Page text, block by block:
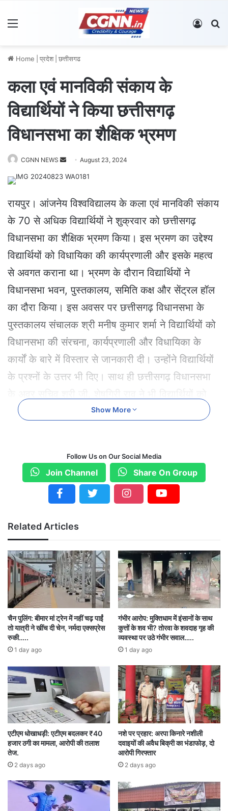
Log In
Home प्रदेश छत्तीसगढ
कला एवं मानविकी संकाय के
विद्यार्थियों ने किया छत्तीसगढ़
विधानसभा का शैक्षिक भ्रमण
CGNN NEWS
e
a
n
e
a
August 23, 2024
रायपुर। आंजनेय विश्वविद्यालय के कला एवं मानविकी संकाय
के 70 से अधिक विद्यार्थियों ने शुक्रवार को छत्तीसगढ़
विधानसभा का शैक्षिक भ्रमण किया। इस भ्रमण का उद्देश्य
विद्यार्थियों को विधायिका की कार्यप्रणाली और इसके महत्व
से अवगत कराना था। भ्रमण के दौरान विद्यार्थियों ने
विधानसभा भवन, पुस्तकालय, समिति कक्ष और सेंट्रल हॉल
का दौरा किया। इस अवसर पर छत्तीसगढ़ विधानसभा के
पुस्तकालय संचालक श्री मनीष कुमार शर्मा ने विद्यार्थियों को
विधानसभा की संरचना, कार्यप्रणाली और विधायिका के
कार्यों के बारे में विस्तार से जानकारी दी। उन्होंने विद्यार्थियों
के प्रश्नों के उत्तर भी दिए। साथ ही छत्तीसगढ़ विधानसभा
विधायिका प्रक्रिया की जानकारी प्रदान की।
कि इस तरह के शैक्षिक भ्रमण विद्यार्थियों को न केवल
सैद्धांतिक ज्ञान प्रदान करते हैं, बल्कि उन्हें व्यावहारिक
अनुभव भी देते हैं, जो उनके अकादमिक और व्यक्तिगत
विकास के लिए अत्यंत महत्वपूर्ण है। कार्यक्रम की संयोजिका
डॉ. नैना तिवारी ने इस शैक्षिक भ्रमण को विद्यार्थियों के लिए
अत्यंत लाभकारी बताया और कहा कि इससे उनकी
राजनीतिक और सामाजिक समझ में वृद्धि होगी। भ्रमण के
दौरान कला एवं मानविकी विभागाध्यक्ष डॉ. ज्ञानेश कुमार, डॉ.
दीप्ति वर्मा, श्री विनोद सावंत, श्रीमती रेशमा सिंह, डॉ.
यंजना और सुश्री अंकिता मिश्रा भी उपस्थित रहे।
Show More
Follow Us on Our Social Media
Join Channel Share On Group
Related Articles
चैन पुलिंग: बीमार मां ट्रेन में नहीं चढ़ पाईं
तो यात्री ने खींच दी चेन, नर्मदा एक्सप्रेस
रुकी…..
1 day ago
गंभीर आरोप: मुक्तिधाम में इंसानों के साथ
कुत्तों के शव भी? तोरवा के शवदाह गृह की
व्यवस्था पर उठे गंभीर सवाल…..
1 day ago
एटीएम धोखाधड़ी: एटीएम बदलकर ₹40
हजार ठगी का मामला, आरोपी की तलाश
तेज.
2 days ago
नशे पर प्रहार: अरपा किनारे नशीली
दवाइयों की अवैध बिक्री का भंडाफोड़, दो
आरोपी गिरफ्तार
2 days ago